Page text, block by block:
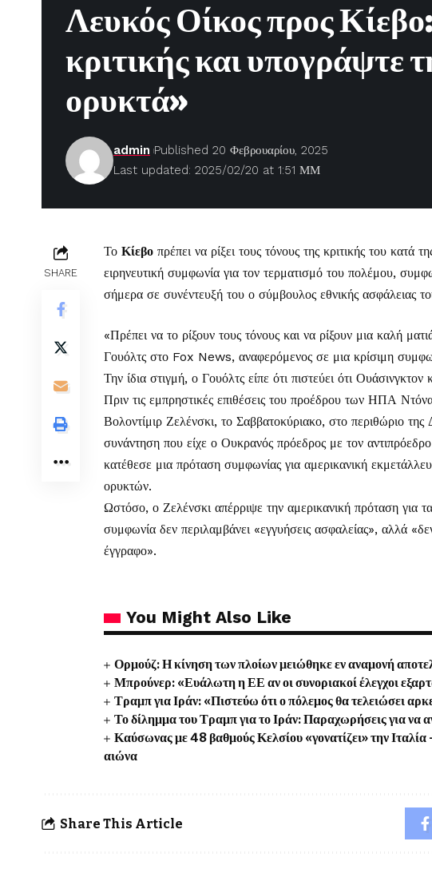
Λευκός Οίκος προς
κριτικής και υπογράψτε
ορυκτά»
Last updated: 2025/02/20 at 1:51 ΜΜ
admin Published 20 Φεβρουαρίου, 2025
SHARE
Το Κίεβο πρέπει να ρίξει τους τόνους της κριτικής του κατά
ειρηνευτική συμφωνία για τον τερματισμό του πολέμου,
σήμερα σε συνέντευξή του ο σύμβουλος εθνικής ασφάλειας
«Πρέπει να το ρίξουν τους τόνους και να ρίξουν μια καλή
Γουόλτς στο Fox News, αναφερόμενος σε μια κρίσιμη
Την ίδια στιγμή, ο Γουόλτς είπε ότι πιστεύει ότι
Πριν τις εμπρηστικές επιθέσεις του προέδρου των ΗΠΑ
Βολοντίμιρ Ζελένσκι, το Σαββατοκύριακο, στο περιθώριο
συνάντηση που είχε ο Ουκρανός πρόεδρος με τον
κατέθεσε μια πρόταση συμφωνίας για αμερικανική
ορυκτών.
Ωστόσο, ο Ζελένσκι απέρριψε την αμερικανική πρόταση για
συμφωνία δεν περιλαμβάνει «εγγυήσεις ασφαλείας», αλλά
έγγραφο».
You Might Also Like
Ορμούζ: Η κίνηση των πλοίων μειώθηκε εν αναμονή
Μπρούνερ: «Ευάλωτη η ΕΕ αν οι συνοριακοί έλεγχοι
Τραμπ για Ιράν: «Πιστεύω ότι ο πόλεμος θα τελειώσει
Το δίλημμα του Τραμπ για το Ιράν: Παραχωρήσεις για να
Καύσωνας με 48 βαθμούς Κελσίου «γονατίζει» την Ιταλία
αιώνα
Share This Article